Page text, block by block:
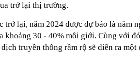
trở lại thị trường.
lại, năm 2024 được dự báo là năm
khoảng 30 - 40% môi giới. Cùng với
truyền thông rầm rộ sẽ diễn ra một